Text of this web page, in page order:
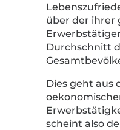
über der ihrer
Durchschnitt
Dies geht aus
scheint also